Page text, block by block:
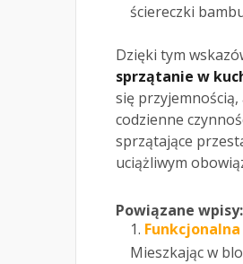
ściereczki
Dzięki tym
sprzątanie w
się przyjemnością,
codzienne
sprzątające
uciążliwym
Powiązane wpisy:
Mieszkając w